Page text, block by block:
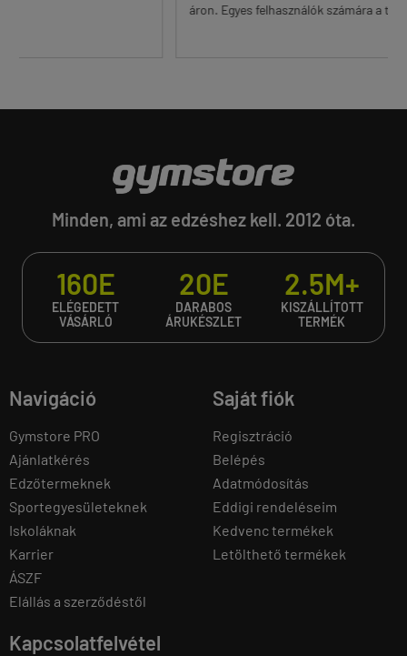
áron. Egyes felhasználók számára a table...
nem
Minden, ami az edzéshez kell. 2012 óta.
160E
ELÉGEDETT
VÁSÁRLÓ
20E
DARABOS
ÁRUKÉSZLET
2.5M+
KISZÁLLÍTOTT
TERMÉK
Navigáció
Gymstore PRO
Ajánlatkérés
Edzőtermeknek
Sportegyesületeknek
Iskoláknak
Karrier
ÁSZF
Elállás a szerződéstől
Saját fiók
Regisztráció
Belépés
Adatmódosítás
Eddigi rendeléseim
Kedvenc termékek
Letölthető termékek
Kapcsolatfelvétel